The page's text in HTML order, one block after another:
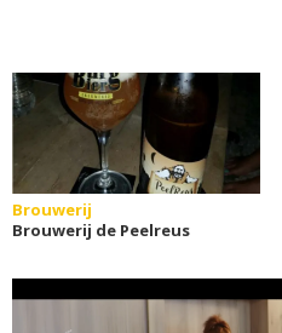
Brouwerij
Brouwerij de Peelreus